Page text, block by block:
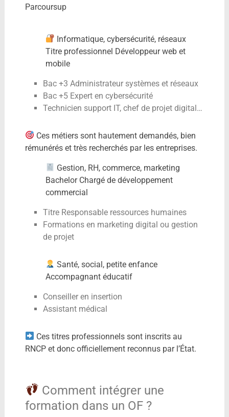
Parcoursup
Informatique, cybersécurité, réseaux
Titre professionnel Développeur web et
mobile
Bac +3 Administrateur systèmes et réseaux
Bac +5 Expert en cybersécurité
Technicien support IT, chef de projet digital…
Ces métiers sont hautement demandés, bien
rémunérés et très recherchés par les entreprises.
Gestion, RH, commerce, marketing
Bachelor Chargé de développement
commercial
Titre Responsable ressources humaines
Formations en marketing digital ou gestion
de projet
Santé, social, petite enfance
Accompagnant éducatif
Conseiller en insertion
Assistant médical
Ces titres professionnels sont inscrits au
RNCP et donc officiellement reconnus par l’État.
Comment intégrer une
formation dans un OF ?